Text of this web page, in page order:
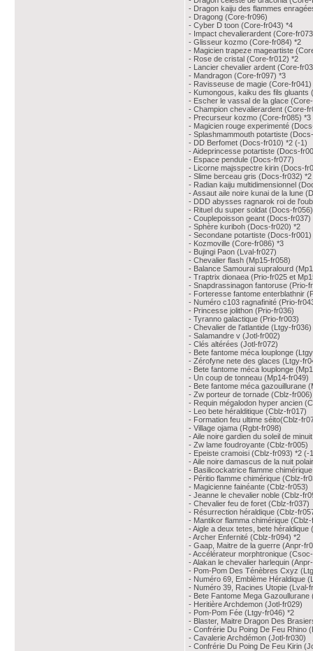
- Dragon kaiju des flammes
- Dragong (Core-fr096)
- Cyber D toon (Core-fr043) *4
- Impact chevalierardent (Core-
- Glisseur kozmo (Core-fr084) *2
- Magicien trapeze mageartiste
- Rose de cristal (Core-fr012) *2
- Lancier chevalier ardent (Core-
- Mandragon (Core-fr097) *3
- Ravisseuse de magie (Core-fr041)
- Kumongous, kaiku des fils gluants
- Escher le vassal de la glace
- Champion chevalierardent (Core-
- Precurseur kozmo (Core-fr085) *3
- Magicien rouge experimenté
- Splashmammouth potartiste
- DD Berfomet (Docs-fr010) *2 (-1)
- Aideprincesse potartiste (Docs-
- Espace pendule (Docs-fr077)
- Licorne majsspectre kirin (Docs-
- Slime berceau gris (Docs-fr032) *2
- Radian kaiju multidimensionnel
- Assaut aile noire kunai de la lune
- DDD abysses ragnarok roi de
- Rituel du super soldat (Docs-
- Couplepoisson geant (Docs-fr037)
- Sphère kuriboh (Docs-fr020) *2
- Secondane potartiste (Docs-fr001)
- Kozmoville (Core-fr086) *3
- Bujingi Paon (Lval-fr027)
- Chevalier flash (Mp15-fr058)
- Balance Samourai supralourd
- Traptrix dionaea (Prio-fr025 et
- Snapdrassinagon fantoruse (Prio-
- Forteresse fantome enterblathnir
- Numéro c103 ragnafinité (Prio-
- Princesse jolithon (Prio-fr036)
- Tyranno galactique (Prio-fr003)
- Chevalier de l'atlantide (Ltgy-fr036)
- Salamandre v (Jotl-fr002)
- Clés altérées (Jotl-fr072)
- Bete fantome méca louplonge
- Zérofyne nete des glaces (Ltgy-
- Bete fantome méca louplonge
- Un coup de tonneau (Mp14-fr049)
- Bete fantome méca gazouillurane
- Zw porteur de tornade (Cblz-
- Requin mégalodon hyper ancien
- Leo bete héralditique (Cblz-fr017)
- Formation feu ultime séito(Cblz-
- Village ojama (Rgbt-fr098)
- Aile noire gardien du soleil de
- Zw lame foudroyante (Cblz-fr005)
- Epeiste cramoisi (Cblz-fr093) *2 (-
- Aile noire damascus de la nuit
- Basilicockatrice flamme
- Péritio flamme chimérique (Cblz-
- Magicienne fainéante (Cblz-fr053)
- Jeanne le chevalier noble (Cblz-
- Chevalier feu de foret (Cblz-fr037)
- Résurrection héraldique (Cblz-
- Mantikor flamma chimérique
- Aigle a deux tetes, bete héraldique
- Archer Enfernité (Cblz-fr094) *2
- Gaap, Maitre de la guerre (Anpr-
- Accélérateur morphtronique
- Alakan le chevalier harlequin
- Pom-Pom Des Ténèbres Cxyz
- Numéro 69, Emblème Héraldique
- Numéro 39, Racines Utopie (Lval-
- Bete Fantome Mega Gazoullurane
- Heritière Archdemon (Jotl-fr029)
- Pom-Pom Fée (Ltgy-fr046) *2
- Blaster, Maitre Dragon Des
- Confrérie Du Poing De Feu Rhino
- Cavalerie Archdémon (Jotl-fr030)
- Confrérie Du Poing De Feu Kirin